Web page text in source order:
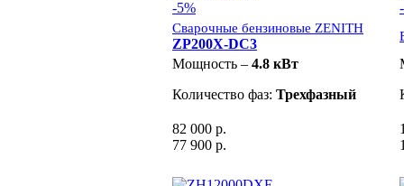
-5%
Сварочные бензиновые ZENITH
ZP200X-DC3
Мощность – 4.8 кВт
Количество фаз: Трехфазный
82 000 р.
77 900 р.